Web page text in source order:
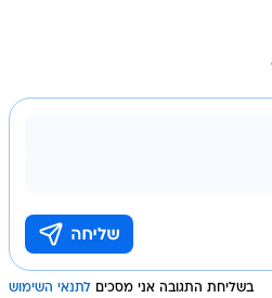
בשליחת התגובה אני מסכים לתנאי השימוש